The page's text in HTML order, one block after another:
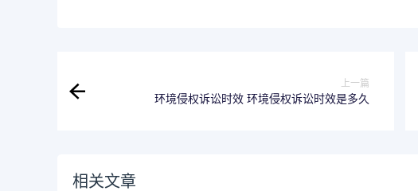
上一篇
环境侵权诉讼时效 环境侵权诉讼时效是多久
相关文章